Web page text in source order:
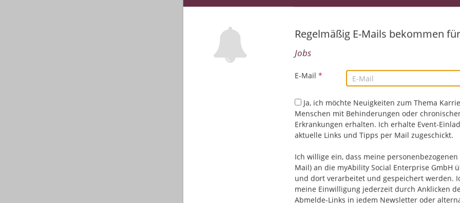
Regelmäßig E-Mails bekommen für
Jobs
E-Mail *
Ja, ich möchte Neuigkeiten zum Thema
Menschen mit Behinderungen oder
Erkrankungen erhalten. Ich erhalte Event-
aktuelle Links und Tipps per Mail zugeschickt.
Ich willige ein, dass meine personenbezogenen
Mail) an die myAbility Social Enterprise GmbH
und dort verarbeitet und gespeichert werden.
meine Einwilligung jederzeit durch Anklicken
Abmelde-Links in jedem Newsletter oder
Werkstudent*in (w/m/d) Learning & Change
08.08.2026,
IT/EDV | Technik/Ingenieurwesen
Product Sales Manager Research Platform (w/
08.08.2026,Siemens Healthineers
91301 Forchheim, Deutschland
Elektriker / Elektroniker / Mechatroniker im
08.08.2026,ENERCON GmbH